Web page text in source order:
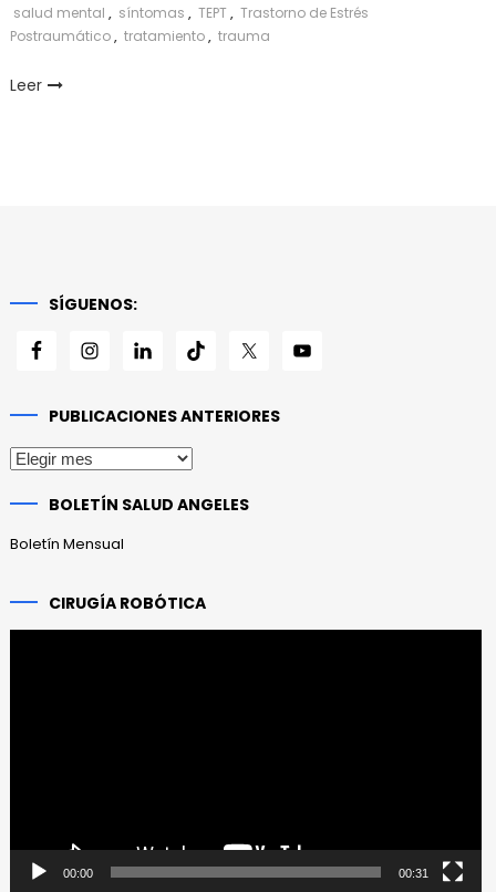
salud mental , síntomas , TEPT, Trastorno de Estrés
Postraumático, tratamiento, trauma
Leer
SÍGUENOS:
PUBLICACIONES ANTERIORES
Publicaciones
BOLETÍN SALUD ANGELES
Boletín Mensual
CIRUGÍA ROBÓTICA
00:00 00:31